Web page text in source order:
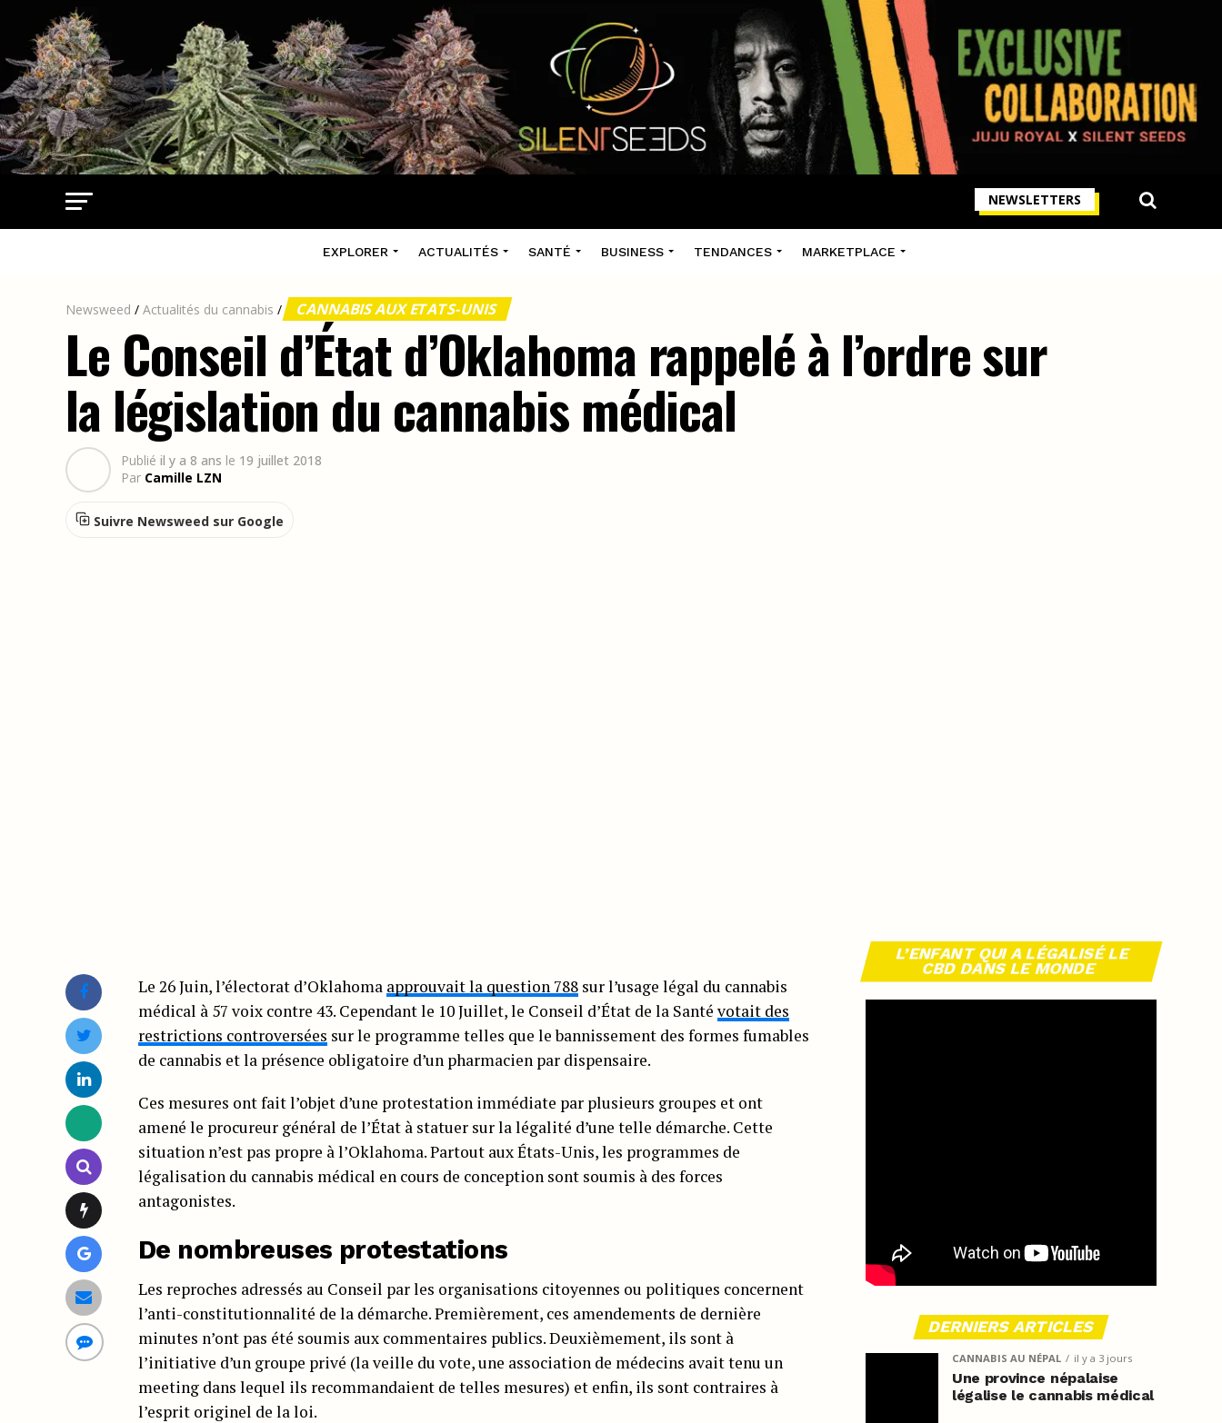
NEWSLETTERS
EXPLORER ACTUALITÉS SANTÉ BUSINESS TENDANCES MARKETPLACE
Newsweed / Actualités du cannabis / CANNABIS AUX ETATS-UNIS
Le Conseil d’État d’Oklahoma rappelé à l’ordre sur
la législation du cannabis médical
Publié il y a 8 ans le 19 juillet 2018
Par Camille LZN
Suivre Newsweed sur Google
Le 26 Juin, l’électorat d’Oklahoma approuvait la question 788 sur l’usage légal du cannabis
médical à 57 voix contre 43. Cependant le 10 Juillet, le Conseil d’État de la Santé votait des
restrictions controversées sur le programme telles que le bannissement des formes fumables
de cannabis et la présence obligatoire d’un pharmacien par dispensaire.
Ces mesures ont fait l’objet d’une protestation immédiate par plusieurs groupes et ont
amené le procureur général de l’État à statuer sur la légalité d’une telle démarche. Cette
situation n’est pas propre à l’Oklahoma. Partout aux États-Unis, les programmes de
légalisation du cannabis médical en cours de conception sont soumis à des forces
antagonistes.
De nombreuses protestations
Les reproches adressés au Conseil par les organisations citoyennes ou politiques concernent
l’anti-constitutionnalité de la démarche. Premièrement, ces amendements de dernière
minutes n’ont pas été soumis aux commentaires publics. Deuxièmement, ils sont à
l’initiative d’un groupe privé (la veille du vote, une association de médecins avait tenu un
meeting dans lequel ils recommandaient de telles mesures) et enfin, ils sont contraires à
l’esprit originel de la loi.
L’ENFANT QUI A LÉGALISÉ LE
CBD DANS LE MONDE
DERNIERS ARTICLES
CANNABIS AU NÉPAL il y a 3 jours
Une province népalaise
légalise le cannabis médical